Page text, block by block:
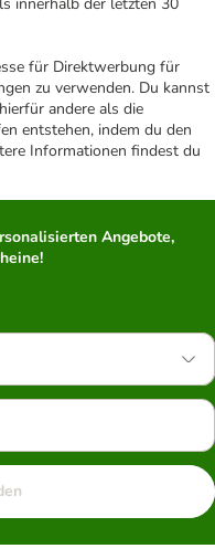
für Direktwerbung für
zu verwenden. Du kannst
andere als die
entstehen, indem du den
Informationen findest du
Angebote,